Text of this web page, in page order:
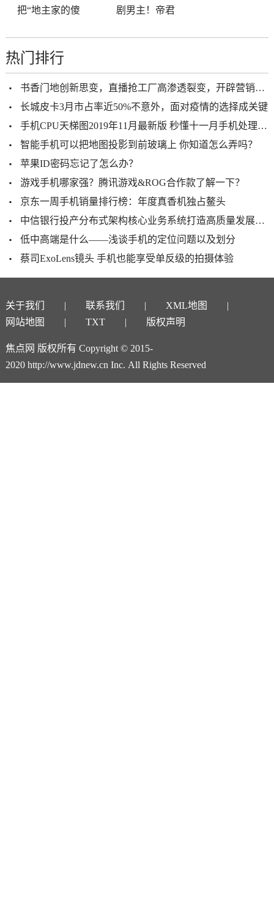
把“地主家的傻
剧男主！帝君
热门排行
书香门地创新思变，直播抢工厂高渗透裂变，开辟营销新通路
长城皮卡3月市占率近50%不意外，面对疫情的选择成关键
手机CPU天梯图2019年11月最新版 秒懂十一月手机处理器性能排名
智能手机可以把地图投影到前玻璃上 你知道怎么弄吗？
苹果ID密码忘记了怎么办？
游戏手机哪家强？腾讯游戏&ROG合作款了解一下？
京东一周手机销量排行榜：年度真香机独占鳌头
中信银行投产分布式架构核心业务系统打造高质量发展“新引擎”
低中高端是什么——浅谈手机的定位问题以及划分
蔡司ExoLens镜头 手机也能享受单反级的拍摄体验
关于我们 联系我们
XML地图
网站地图
TXT 版权声明
焦点网 版权所有 Copyright © 2015-
2020 http://www.jdnew.cn Inc. All Rights Reserved